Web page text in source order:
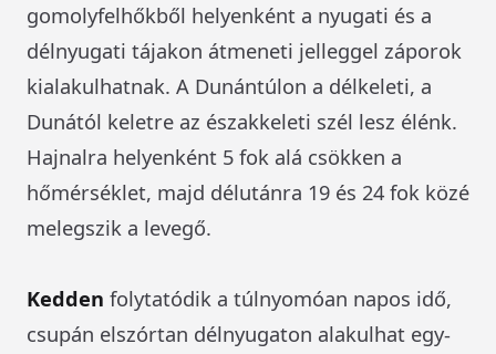
gomolyfelhőkből helyenként a nyugati és a
délnyugati tájakon átmeneti jelleggel záporok
kialakulhatnak. A Dunántúlon a délkeleti, a
Dunától keletre az északkeleti szél lesz élénk.
Hajnalra helyenként 5 fok alá csökken a
hőmérséklet, majd délutánra 19 és 24 fok közé
melegszik a levegő.
Kedden folytatódik a túlnyomóan napos idő,
csupán elszórtan délnyugaton alakulhat egy-